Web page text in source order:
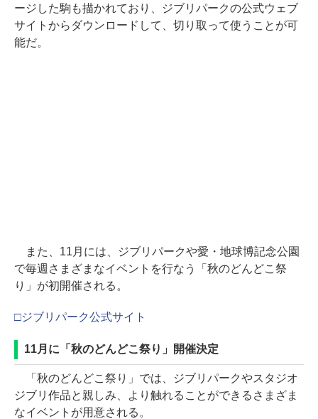
ージした駒も描かれており、ジブリパークの公式ウェブ
サイトからダウンロードして、切り取って使うことが可
能だ。
また、11月には、ジブリパークや愛・地球博記念公園
で毎週さまざまなイベントを行なう「秋のどんどこ祭
り」が初開催される。
□ジブリパーク公式サイト
11月に「秋のどんどこ祭り」開催決定
「秋のどんどこ祭り」では、ジブリパークやスタジオ
ジブリ作品と親しみ、より触れることができるさまざま
なイベントが用意される。